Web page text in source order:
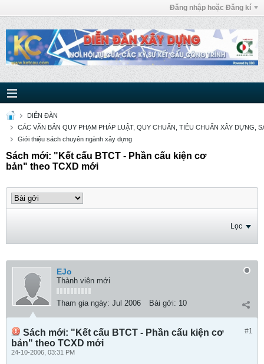
Đăng nhập hoặc Đăng kí
DIỄN ĐÀN
CÁC VĂN BẢN QUY PHẠM PHÁP LUẬT, QUY CHUẨN, TIÊU CHUẨN XÂY DỰNG,
Giới thiệu sách chuyên ngành xây dựng
Sách mới: "Kết cấu BTCT - Phần cấu kiện cơ
bản" theo TCXD mới
Lọc
EJo
Thành viên mới
Tham gia ngày: Jul 2006 Bài gởi: 10
#1
Sách mới: "Kết cấu BTCT - Phần cấu kiện cơ
bản" theo TCXD mới
24-10-2006, 03:31 PM